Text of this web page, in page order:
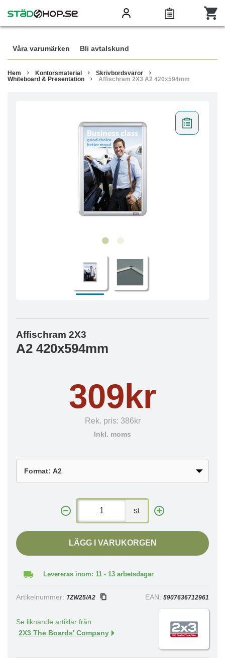
Våra varumärken Bli avtalskund
Hem Kontorsmaterial
Skrivbordsvaror
Whiteboard & Presentation
Affischram 2X3 A2 420x594mm
Affischram 2X3
A2 420x594mm
309kr
Rek. pris: 386kr
Inkl. moms
st
LÄGG I VARUKORGEN
Levereras inom: 11 - 13 arbetsdagar
Artikelnummer: TZW25/A2 EAN: 5907636712961
Se liknande artiklar från
2X3 The Boards' Company